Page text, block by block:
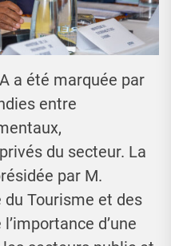
a été marquée par
entre
du secteur. La
par M.
du Tourisme et des
d’une